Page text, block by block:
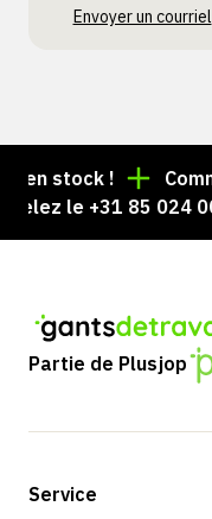
Envoyer un courriel
stock !
le +31 85 024 0044
Partie de Plusjop
Service